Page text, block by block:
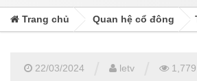
Trang chủ Quan hệ cổ đông
22/03/2024 letv 1,779